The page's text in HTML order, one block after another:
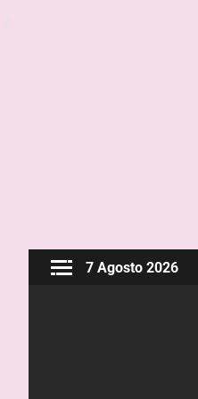
7 Agosto 2026